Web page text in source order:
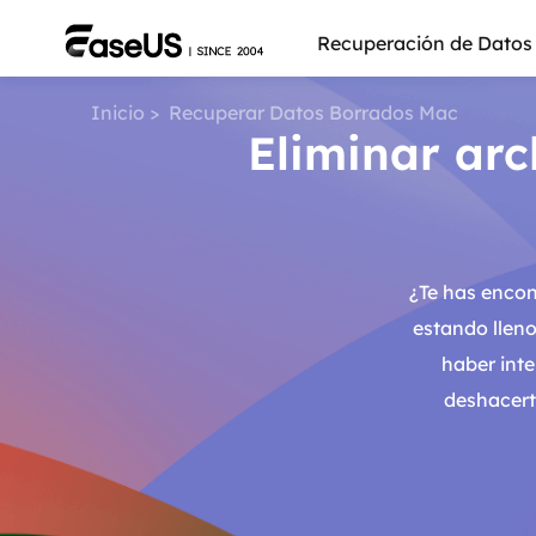
Recuperación de Datos
Más
Inicio > Recuperar Datos Borrados Mac
Eliminar
¿Te has
estando
haber